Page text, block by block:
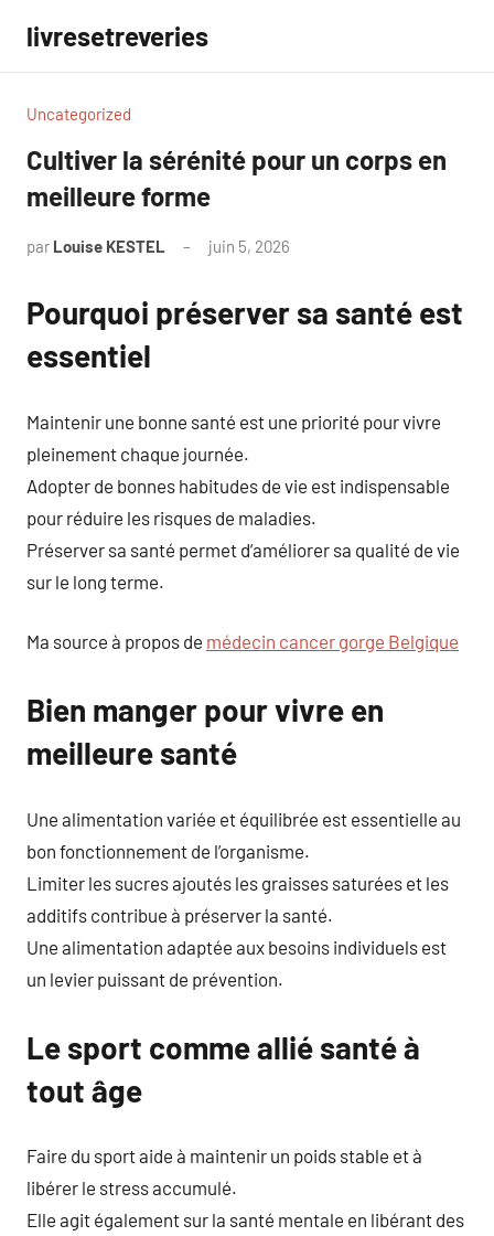
contenu
livresetreveries
Uncategorized
Cultiver la sérénité pour un corps en
meilleure forme
par Louise KESTEL juin 5, 2026
Pourquoi préserver sa santé est
essentiel
Maintenir une bonne santé est une priorité pour vivre
pleinement chaque journée.
Adopter de bonnes habitudes de vie est indispensable
pour réduire les risques de maladies.
Préserver sa santé permet d’améliorer sa qualité de vie
sur le long terme.
Ma source à propos de médecin cancer gorge Belgique
Bien manger pour vivre en
meilleure santé
Une alimentation variée et équilibrée est essentielle au
bon fonctionnement de l’organisme.
Limiter les sucres ajoutés les graisses saturées et les
additifs contribue à préserver la santé.
Une alimentation adaptée aux besoins individuels est
un levier puissant de prévention.
Le sport comme allié santé à
tout âge
Faire du sport aide à maintenir un poids stable et à
libérer le stress accumulé.
Elle agit également sur la santé mentale en libérant des